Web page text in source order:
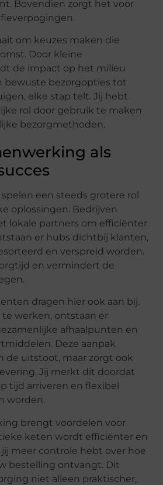
Bovendien zorgt het voor
om keuzes maken die
Door kleine
de impact op het milieu
bewuste bezorgopties tot
elke stap telt. Jij hebt
rol door gebruik te maken
bezorgmethoden.
als
een steeds grotere rol
oplossingen. Bedrijven
lokale partners om efficiënter
er hubs dichtbij klanten,
en verspreid worden.
en vermindert de
dragen hier ook aan bij.
werken, ontstaan er
afhaalpunten en
Deze aanpak
de uitstoot, maar zorgt ook
Jij merkt dit doordat
tijd arriveren en flexibel
worden.
brengt voordelen voor
keten wordt efficiënter en
meer controle hebt over hoe
bestelling ontvangt. Dit
niet alleen praktischer,